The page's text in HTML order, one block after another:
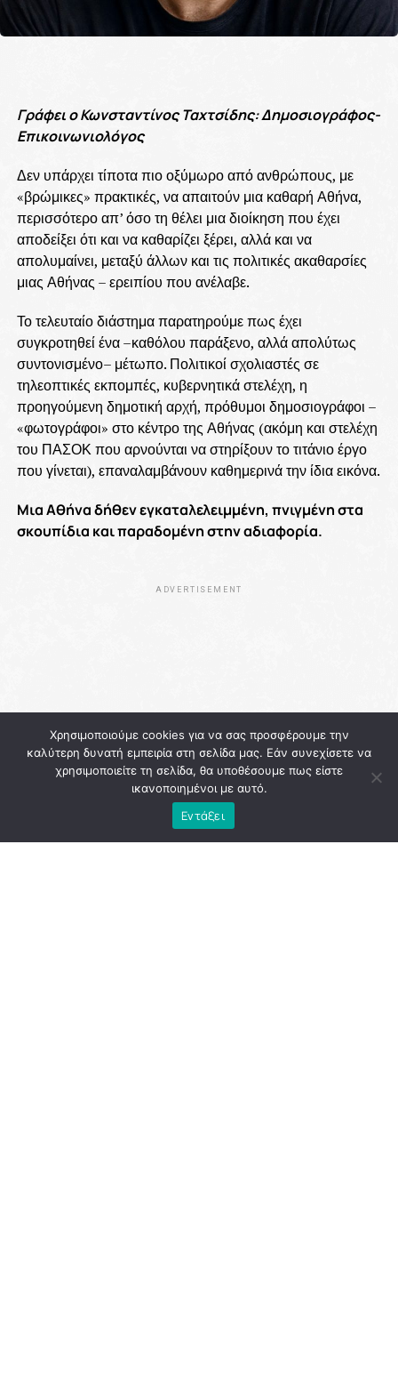
Γράφει ο Κωνσταντίνος Ταχτσίδης: Δημοσιογράφος-
Επικοινωνιολόγος
Δεν υπάρχει τίποτα πιο οξύμωρο από ανθρώπους, με
«βρώμικες» πρακτικές, να απαιτούν μια καθαρή Αθήνα,
περισσότερο απ’ όσο τη θέλει μια διοίκηση που έχει
αποδείξει ότι και να καθαρίζει ξέρει, αλλά και να
απολυμαίνει, μεταξύ άλλων και τις πολιτικές ακαθαρσίες
μιας Αθήνας – ερειπίου που ανέλαβε.
Το τελευταίο διάστημα παρατηρούμε πως έχει
συγκροτηθεί ένα –καθόλου παράξενο, αλλά απολύτως
συντονισμένο– μέτωπο. Πολιτικοί σχολιαστές σε
τηλεοπτικές εκπομπές, κυβερνητικά στελέχη, η
προηγούμενη δημοτική αρχή, πρόθυμοι δημοσιογράφοι –
«φωτογράφοι» στο κέντρο της Αθήνας (ακόμη και στελέχη
του ΠΑΣΟΚ που αρνούνται να στηρίξουν το τιτάνιο έργο
που γίνεται), επαναλαμβάνουν καθημερινά την ίδια εικόνα.
Μια Αθήνα δήθεν εγκαταλελειμμένη, πνιγμένη στα
σκουπίδια και παραδομένη στην αδιαφορία.
ADVERTISEMENT
Χρησιμοποιούμε cookies για να σας προσφέρουμε την
καλύτερη δυνατή εμπειρία στη σελίδα μας. Εάν συνεχίσετε να
χρησιμοποιείτε τη σελίδα, θα υποθέσουμε πως είστε
ικανοποιημένοι με αυτό.
Εντάξει